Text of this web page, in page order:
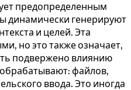
предопределенным
динамически генерируют
и целей. Эта
но это также означает,
подвержено влиянию
файлов,
ввода. Это иногда